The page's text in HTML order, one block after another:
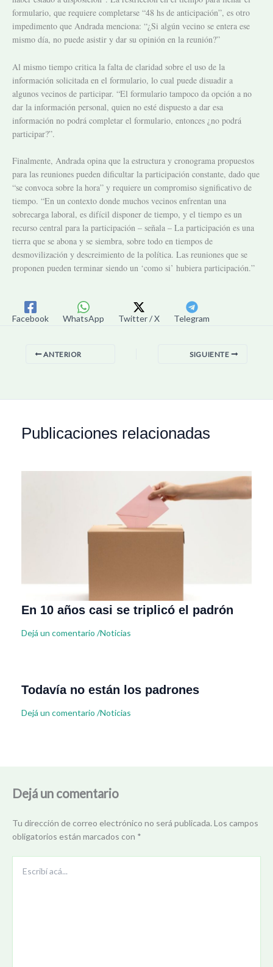
formulario, que requiere completarse “48 hs de anticipación”, es otro
impedimento que Andrada menciona: “¿Si algún vecino se entera ese
mismo día, no puede asistir y dar su opinión en la reunión?”
Al mismo tiempo critica la falta de claridad sobre el uso de la
información solicitada en el formulario, lo cual puede disuadir a
algunos vecinos de participar. “El formulario tampoco da opción a no
dar la información personal, quien no esté dispuesto a dar esa
información no podrá completar el formulario, entonces ¿no podrá
participar?”.
Finalmente, Andrada opina que la estructura y cronograma propuestos
para las reuniones pueden dificultar la participación constante, dado que
“se convoca sobre la hora” y requiere un compromiso significativo de
tiempo. “En un contexto donde muchos vecinos enfrentan una
sobrecarga laboral, es difícil disponer de tiempo, y el tiempo es un
recurso central para la participación – señala – La participación es una
tierra que se abona y se siembra, sobre todo en tiempos de
desmovilización y descreimiento de la política. Las reuniones que se
proponen pueden terminar siendo un ‘como si’ hubiera participación.”
Facebook WhatsApp Twitter / X Telegram
ANTERIOR SIGUIENTE
Publicaciones relacionadas
En 10 años casi se triplicó el padrón
Dejá un comentario /Noticias
Todavía no están los padrones
Dejá un comentario /Noticias
Dejá un comentario
Tu dirección de correo electrónico no será publicada. Los campos
obligatorios están marcados con *
acá...